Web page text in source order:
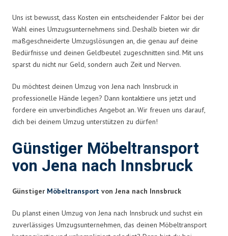
Uns ist bewusst, dass Kosten ein entscheidender Faktor bei der
Wahl eines Umzugsunternehmens sind. Deshalb bieten wir dir
maßgeschneiderte Umzugslösungen an, die genau auf deine
Bedürfnisse und deinen Geldbeutel zugeschnitten sind. Mit uns
sparst du nicht nur Geld, sondern auch Zeit und Nerven.
Du möchtest deinen Umzug von Jena nach Innsbruck in
professionelle Hände legen? Dann kontaktiere uns jetzt und
fordere ein unverbindliches Angebot an. Wir freuen uns darauf,
dich bei deinem Umzug unterstützen zu dürfen!
Günstiger Möbeltransport
von Jena nach Innsbruck
Günstiger Möbeltransport von Jena nach Innsbruck
Du planst einen Umzug von Jena nach Innsbruck und suchst ein
zuverlässiges Umzugsunternehmen, das deinen Möbeltransport